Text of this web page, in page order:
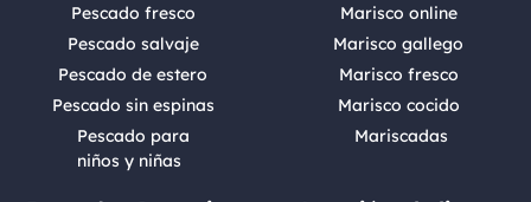
Pescado fresco
Pescado salvaje
Pescado de estero
Pescado sin espinas
Pescado para
niños y niñas
Marisco online
Marisco gallego
Marisco fresco
Marisco cocido
Mariscadas